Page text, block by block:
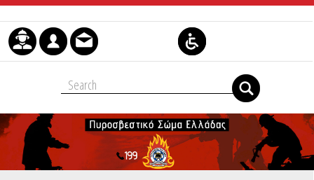
Μετάβαση στο περιεχόμενο